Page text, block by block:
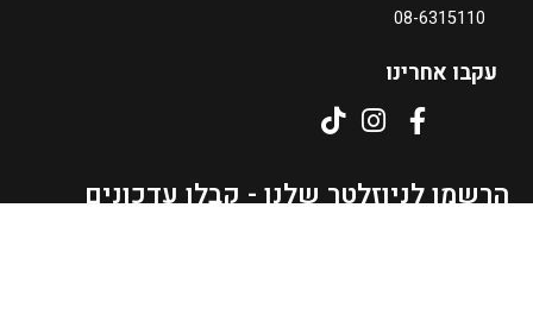
עקבו אחרינו
הרשמו לניוזלטר שלנו - קבלו עדכונים
08-6315110